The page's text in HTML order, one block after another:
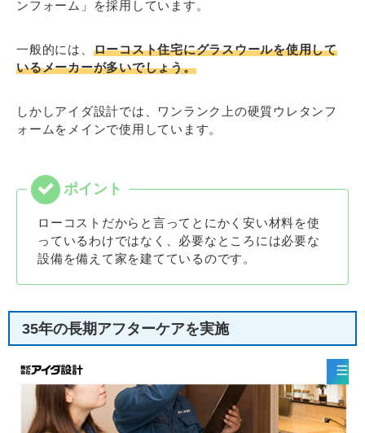
ンフォーム」を採用しています。
一般的には、 ローコスト住宅にグラスウールを使用して
いるメーカーが多いでしょう。
しかしアイダ設計では、ワンランク上の硬質ウレタンフ
ォームをメインで使用しています。
ローコストだからと言ってとにかく安い材料を使
っているわけではなく、必要なところには必要な
設備を備えて家を建てているのです。
35年の長期アフターケアを実施